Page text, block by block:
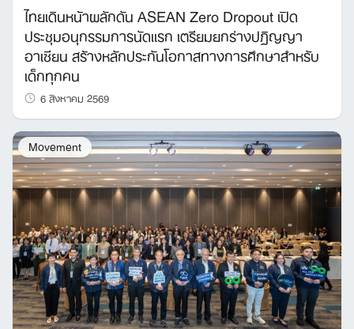
Search
for:
ไทยเดินหน้าผลักดัน ASEAN Zero Dropout เปิด
ประชุมอนุกรรมการนัดแรก เตรียมยกร่างปฏิญญา
อาเซียน สร้างหลักประกันโอกาสทางการศึกษาสำหรับ
เด็กทุกคน
6 สิงหาคม 2569
Movement